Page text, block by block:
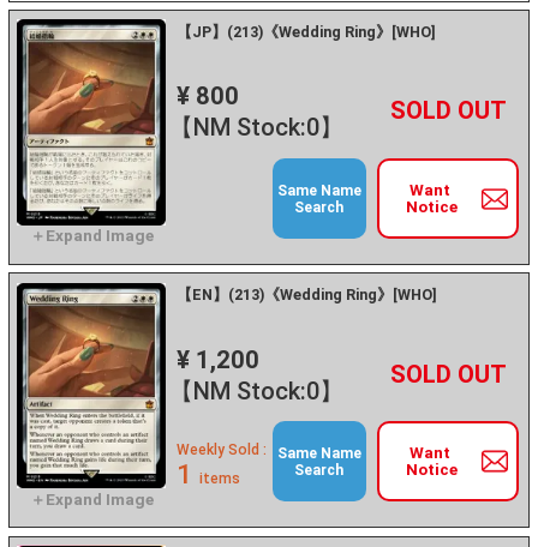
【JP】(213)《Wedding Ring》[WHO]
¥ 800
【NM Stock:0】
－ +
Want
Notice
Same Name
Search
【EN】(213)《Wedding Ring》[WHO]
¥ 1,200
【NM Stock:0】
－ +
Want
Notice
Weekly Sold :
1 items
Same Name
Search